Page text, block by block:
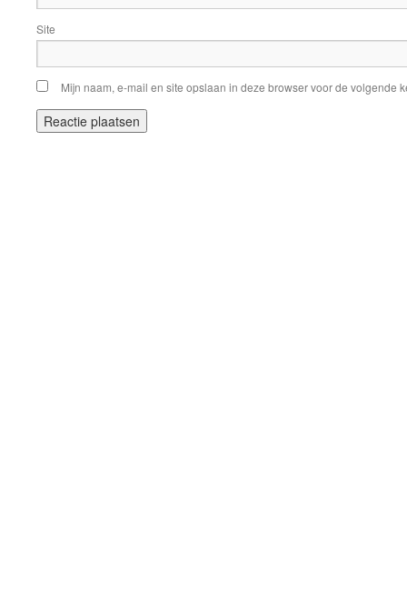
Site
Mijn naam, e-mail en site opslaan in deze browser voor de volgende